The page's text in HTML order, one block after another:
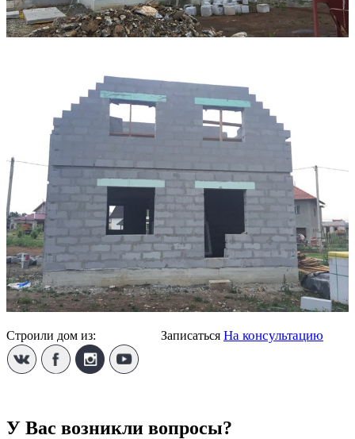
Строили дом из: Записаться На консультацию
У Вас возникли вопросы?